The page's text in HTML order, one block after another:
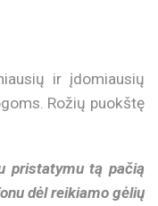
ir įdomiausių
Rožių puokštę
pristatymu tą pačią
dėl reikiamo gėlių